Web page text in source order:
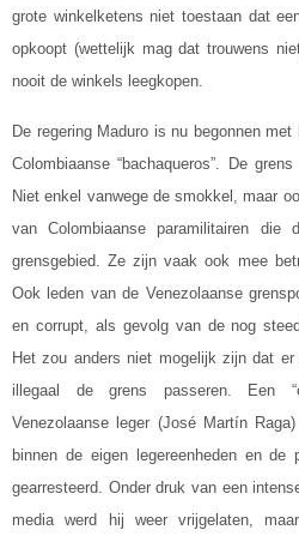
grote winkelketens niet toestaan dat
opkoopt (wettelijk mag dat trouwens
nooit de winkels leegkopen.
De regering Maduro is nu begonnen
Colombiaanse “bachaqueros”. De
Niet enkel vanwege de smokkel, maar
van Colombiaanse paramilitairen
grensgebied. Ze zijn vaak ook mee
Ook leden van de Venezolaanse
en corrupt, als gevolg van de nog
Het zou anders niet mogelijk zijn dat er
illegaal de grens passeren. Een
Venezolaanse leger (José Martín
binnen de eigen legereenheden en de
gearresteerd. Onder druk van een
media werd hij weer vrijgelaten,